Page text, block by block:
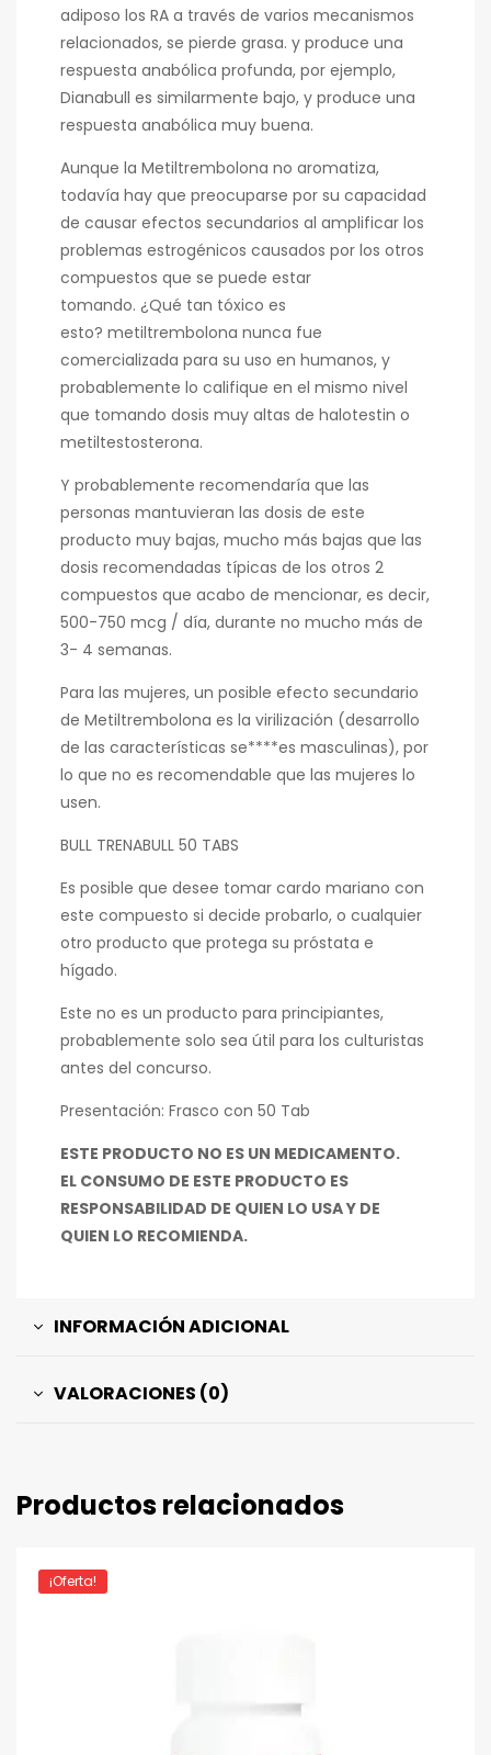
adiposo los RA a través de varios mecanismos
relacionados, se pierde grasa. y produce una
respuesta anabólica profunda, por ejemplo,
Dianabull es similarmente bajo, y produce una
respuesta anabólica muy buena.
Aunque la Metiltrembolona no aromatiza,
todavía hay que preocuparse por su capacidad
de causar efectos secundarios al amplificar los
problemas estrogénicos causados ​​por los otros
compuestos que se puede estar
tomando. ¿Qué tan tóxico es
esto? metiltrembolona nunca fue
comercializada para su uso en humanos, y
probablemente lo califique en el mismo nivel
que tomando dosis muy altas de halotestin o
metiltestosterona.
Y probablemente recomendaría que las
personas mantuvieran las dosis de este
producto muy bajas, mucho más bajas que las
dosis recomendadas típicas de los otros 2
compuestos que acabo de mencionar, es decir,
500-750 mcg / día, durante no mucho más de
3- 4 semanas.
Para las mujeres, un posible efecto secundario
de Metiltrembolona es la virilización (desarrollo
de las características se****es masculinas), por
lo que no es recomendable que las mujeres lo
usen.
BULL TRENABULL 50 TABS
Es posible que desee tomar cardo mariano con
este compuesto si decide probarlo, o cualquier
otro producto que protega su próstata e
hígado.
Este no es un producto para principiantes,
probablemente solo sea útil para los culturistas
antes del concurso.
Presentación: Frasco con 50 Tab
ESTE PRODUCTO NO ES UN MEDICAMENTO.
EL CONSUMO DE ESTE PRODUCTO ES
RESPONSABILIDAD DE QUIEN LO USA Y DE
QUIEN LO RECOMIENDA.
INFORMACIÓN ADICIONAL
VALORACIONES (0)
Productos relacionados
¡Oferta!